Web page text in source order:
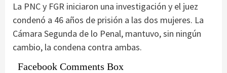
La PNC y FGR iniciaron una investigación y el juez
condenó a 46 años de prisión a las dos mujeres. La
Cámara Segunda de lo Penal, mantuvo, sin ningún
cambio, la condena contra ambas.
Facebook Comments Box